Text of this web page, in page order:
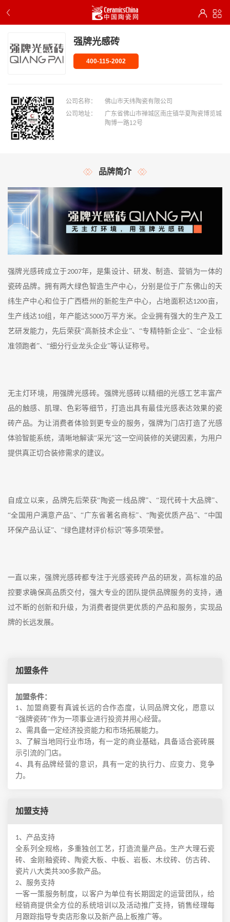
强牌光感砖
400-115-2002
公司名称：
佛山市天纬陶瓷有限公司
公司地址：
广东省佛山市禅城区南庄镇华夏陶瓷博览城
陶博一路12号
品牌简介
强牌光感砖成立于2007年， 是集设计、研发、制造、营销为一体的
瓷砖品牌。拥 有两大绿色智造生产中心，分别 是位于广东佛山的天
纬生产中心和 位于广西梧州的新舵生产中心， 占地面积达1200亩，
生产线达10组，年产能达5000万平方米。企业拥有强大的生产及工
艺研发能力，先后荣获“高新技术企业”、“专精特新企业”、“企业标
准领跑者”、 “细分行业龙头企业”等认证称号。
无主灯环境，用强牌光感砖。 强牌光感砖以精细的光感工艺丰富产
品的触感、肌理、色彩等细节，打造出具有最佳光感表达效果的瓷
砖产品。为让消费者体验到更专业的服务，强牌为门店打造了光感
体验智能系统，清晰地解读“采光”这一空间装修的关键因素，为用户
提供真正切合装修需求的建议。
自成立以来，品牌先后荣获“陶瓷一线品牌”、“现代砖十大品牌”、
“全国用户满意产品”、“广东省著名商标”、“陶瓷优质产品”、“中国
环保产品认证”、“绿色建材评价标识”等多项荣誉。
一直以来，强牌光感砖都专注于光感瓷砖产品的研发，高标准 的品
控要求确保高品质交付， 强大专业的团队提供品牌服务的支持 ，通
过不断的创新和升级，为消费者提供更优质的产品和服务，实现品
牌的长远发展。
加盟条件
加盟条件：
1、加盟商要有真诚长远的合作态度，认同品牌文化，愿意以
“强牌瓷砖”作为一项事业进行投资并用心经营。
2、需具备一定经济投资能力和市场拓展能力。
3、了解当地同行业市场，有一定的商业基础，具备适合瓷砖展
示引流的门店。
4、具有 品牌经营的 意识，具有一定的执行力、应变力、竞争
力。
加盟支持
1、产品支持
全系列全规格，多重独创工艺，打造流量产品。 生产 大理石瓷
砖、金刚釉瓷砖、陶瓷大板、中板、岩板、木纹砖、仿古砖、
瓷片八大类共300多款产品。
2、服务支持
一客一策服务制度，以客户为单位有长期固定的运营团队， 给
经销商提供全方位的系统培训以及活动推广支持，销售经理每
月跟踪指导专卖店形象以及新产品 上板推广等。